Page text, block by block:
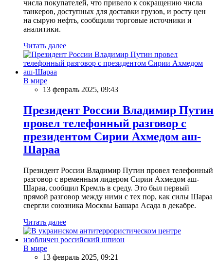
числа покупателей, что привело к сокращению числа
танкеров, доступных для доставки грузов, и росту цен
на сырую нефть, сообщили торговые источники и
аналитики.
Читать далее
В мире
13 февраль 2025, 09:43
Президент России Владимир Путин
провел телефонный разговор с
президентом Сирии Ахмедом аш-
Шараа
Президент России Владимир Путин провел телефонный
разговор с временным лидером Сирии Ахмедом аш-
Шараа, сообщил Кремль в среду. Это был первый
прямой разговор между ними с тех пор, как силы Шараа
свергли союзника Москвы Башара Асада в декабре.
Читать далее
В мире
13 февраль 2025, 09:21